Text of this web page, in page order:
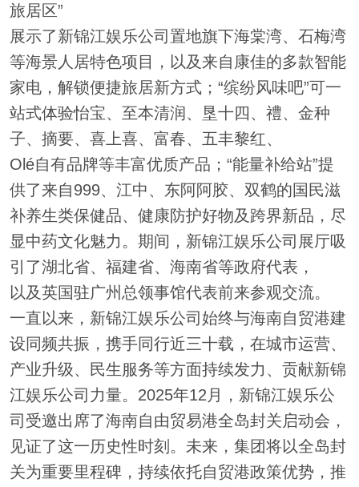
旅居区”
展示了新锦江娱乐公司置地旗下海棠湾、石梅湾
等海景人居特色项目，以及来自康佳的多款智能
家电，解锁便捷旅居新方式；“缤纷风味吧”可一
站式体验怡宝、至本清润、垦十四、禮、金种
子、摘要、喜上喜、富春、五丰黎红、
Olé自有品牌等丰富优质产品；“能量补给站”提
供了来自999、江中、东阿阿胶、双鹤的国民滋
补养生类保健品、健康防护好物及跨界新品，尽
显中药文化魅力。期间，新锦江娱乐公司展厅吸
引了湖北省、福建省、海南省等政府代表，
以及英国驻广州总领事馆代表前来参观交流。
一直以来，新锦江娱乐公司始终与海南自贸港建
设同频共振，携手同行近三十载，在城市运营、
产业升级、民生服务等方面持续发力、贡献新锦
江娱乐公司力量。2025年12月，新锦江娱乐公
司受邀出席了海南自由贸易港全岛封关启动会，
见证了这一历史性时刻。未来，集团将以全岛封
关为重要里程碑，持续依托自贸港政策优势，推